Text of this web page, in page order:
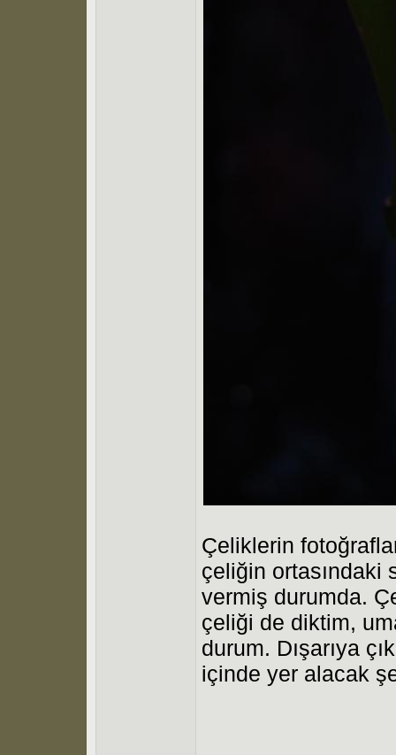
Çeliklerin
çeliğin ortasındaki
vermiş durumda.
çeliği de diktim,
durum. Dışarıya
içinde yer alacak